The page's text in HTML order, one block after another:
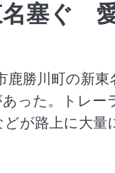
塞ぐ
鹿勝川町の新
った。トレー
が路上に大量